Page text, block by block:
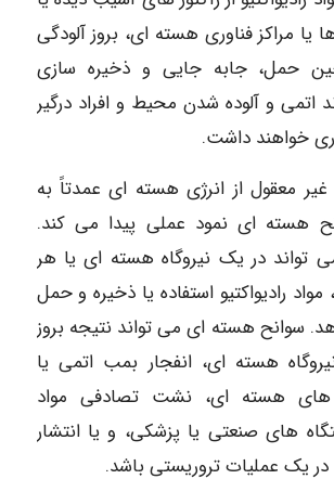
یا مراکز فناوری هسته ای، بروز آلودگی
حین حمل، جابه جایی و ذخیره سازی
و آلوده شدن محیط و افراد درگیر
خواهند داشت.
معقول از انرژی هسته ای عمدتاً به
هسته ای نمود عملی پیدا می کند.
تواند در یک نیروگاه هسته ای یا هر
رادیواکتیو استفاده یا ذخیره و حمل
سوانح هسته ای می تواند نتیجه بروز
هسته ای، انفجار بمب اتمی یا
های هسته ای، نشت تصادفی مواد
های صنعتی یا پزشکی، و یا انتشار
یک عملیات تروریستی باشد.